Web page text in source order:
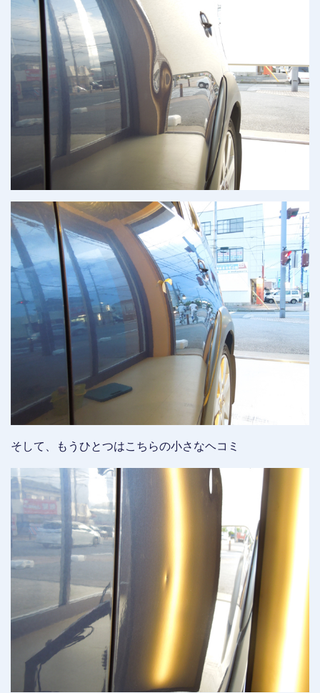
そして、もうひとつはこちらの小さなヘコミ